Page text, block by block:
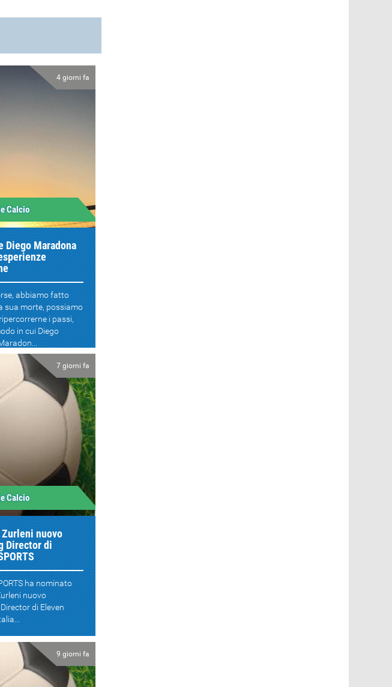
4 giorni fa
Calcio
Diego Maradona
abbiamo fatto
sua morte, possiamo
i passi,
in cui Diego
7 giorni fa
Calcio
nuovo
Director di
ha nominato
nuovo
di Eleven
9 giorni fa